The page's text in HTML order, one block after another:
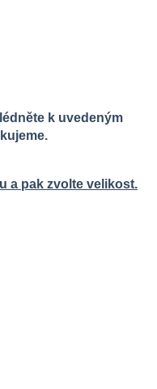
k uvedeným
a pak zvolte velikost.